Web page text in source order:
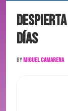
días
ByMiguel Camarena